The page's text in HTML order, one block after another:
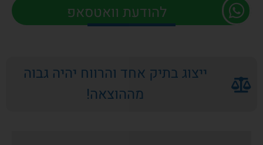
להודעת וואטסאפ
ייצוג בתיק אחד והרווח יהיה גבוה
מההוצאה!